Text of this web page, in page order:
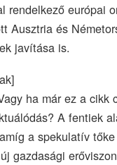
rendelkező európai
Ausztria és
javítása is.
ha már ez a cikk
A fentiek
a spekulatív
gazdasági